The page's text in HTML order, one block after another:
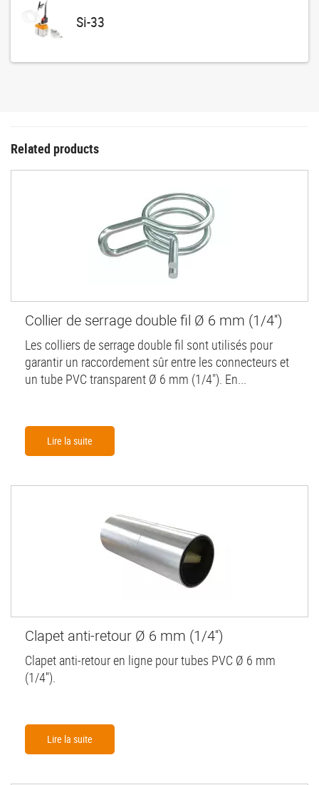
Si-33
Related products
Collier de serrage double fil Ø 6 mm (1/4'')
Les colliers de serrage double fil sont utilisés pour
garantir un raccordement sûr entre les connecteurs et
un tube PVC transparent Ø 6 mm (1/4"). En...
Lire la suite
Clapet anti-retour Ø 6 mm (1/4'')
Clapet anti-retour en ligne pour tubes PVC Ø 6 mm
(1/4'').
Lire la suite